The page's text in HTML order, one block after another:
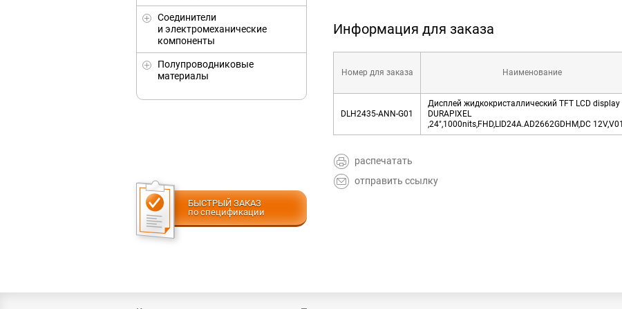
Соединители
и электромеханические
компоненты
Полупроводниковые
материалы
БЫСТРЫЙ ЗАКАЗ
по спецификации
Информация для заказа
Номер для заказа Наименование
DLH2435-ANN-G01
Дисплей жидкокристаллический TFT LCD display
DURAPIXEL
,24",1000nits,FHD,LID24A.AD2662GDHM,DC 12V,V01
распечатать
отправить ссылку